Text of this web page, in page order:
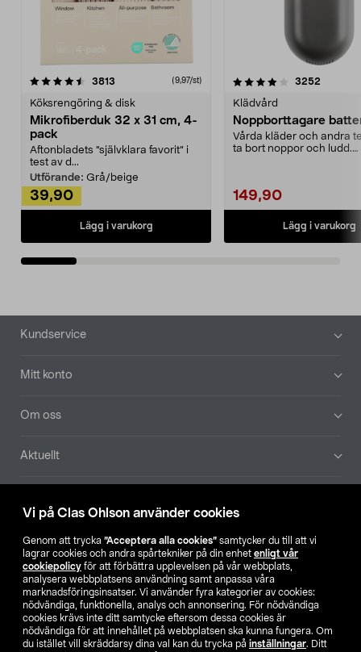
Vi på Clas Ohlson använder cookies
Genom att trycka ”Acceptera alla cookies” samtycker du till att vi
lagrar cookies och andra spårtekniker på din enhet enligt vår
cookiepolicy för att förbättra upplevelsen på vår webbplats,
analysera webbplatsens användning samt anpassa våra
marknadsföringsinsatser. Vi använder fyra kategorier av cookies:
nödvändiga, funktionella, analys och annonsering. För nödvändiga
cookies krävs inte ditt samtycke eftersom dessa cookies är
nödvändiga för att innehållet på webbplatsen ska kunna fungera. Om
du istället vill skräddarsy dina val kan du trycka på inställningar. Ditt
3813 (9,97/st)
Köksrengöring & disk
Mikrofiberduk 32 x 31 cm, 4-
pack
Aftonbladets "självklara favorit” i
test av d...
Utförande: Grå/beige
39,90
Lägg i varukorg
4.0av 5 stjärnor 3252
Klädvård
Noppborttagare
Vårda kläder och andra
ta bort noppor och ludd.
149,90
Lägg i varukorg
4.5av 5 stjärnor
Sidfot
Kundservice
Mitt konto
Om oss
Aktuellt
Hitta butik
SE NO FI